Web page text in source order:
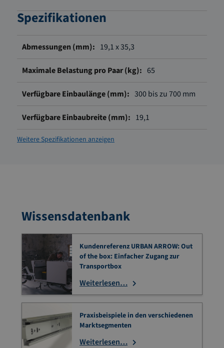
Spezifikationen
Informationen
19,1 x 35,3
65
300 bis zu 700 mm
19,1
Weitere Spezifikationen anzeigen
Wissensdatenbank
Kundenreferenz URBAN ARROW: Out
of the box: Einfacher Zugang zur
Transportbox
Weiterlesen…
Praxisbeispiele in den verschiedenen
Marktsegmenten
Weiterlesen…